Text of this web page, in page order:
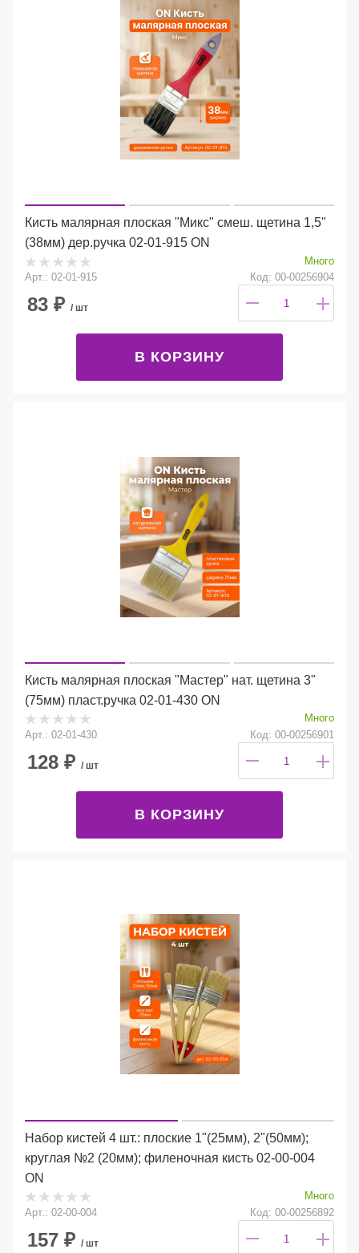
Кисть малярная плоская "Микс" смеш. щетина 1,5"
(38мм) дер.ручка 02-01-915 ON
Много
Арт.: 02-01-915
Код: 00-00256904
83 ₽ / шт
В КОРЗИНУ
Кисть малярная плоская "Мастер" нат. щетина 3"
(75мм) пласт.ручка 02-01-430 ON
Много
Арт.: 02-01-430
Код: 00-00256901
128 ₽ / шт
В КОРЗИНУ
Набор кистей 4 шт.: плоские 1"(25мм), 2"(50мм);
круглая №2 (20мм); филеночная кисть 02-00-004
ON
Много
Арт.: 02-00-004
Код: 00-00256892
157 ₽ / шт